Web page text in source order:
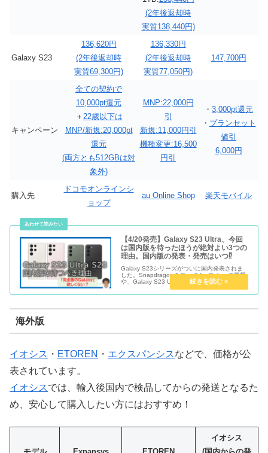
(2年後返却時
実質138,440円)
Galaxy S23
136,620円
(2年後返却時
実質69,300円)
136,330円
(2年後返却時
実質77,050円)
147,700円
キャンペーン
全ての契約で
10,000pt還元
＋ 22歳以下は
MNP/新規:20,000pt
還元
(両方とも512GBは対
象外)
MNP:22,000円
引
新規:11,000円引
機種変更:16,500
円引
・ 3,000pt還元
・ プランセット
値引
6,000円
購入先
ドコモオンラインシ
ョップ
au Online Shop 楽天モバイル
【4/20発売】Galaxy S23 Ultra、今回
は国内版を待ったほうが絶対よい3つの
理由。国内版の発表・発売はいつ⁉
Galaxy S23シリーズがついに国内発表されま
した。Snapdragon 8 Gen 2 for Galaxyの搭載
や、Galaxy S23 Ultraは広角カメラが2億画素
(200MP)が搭載されたりと、注目すべき点は多
いですよね！ ...
海外版
イオシス ・ ETOREN ・ エクスパンシスなどで、価格が公
表されています。
イオシスでは、輸入後国内で検品してからの発送となるた
め、安心して購入したい方にはおすすめ！
イオシス